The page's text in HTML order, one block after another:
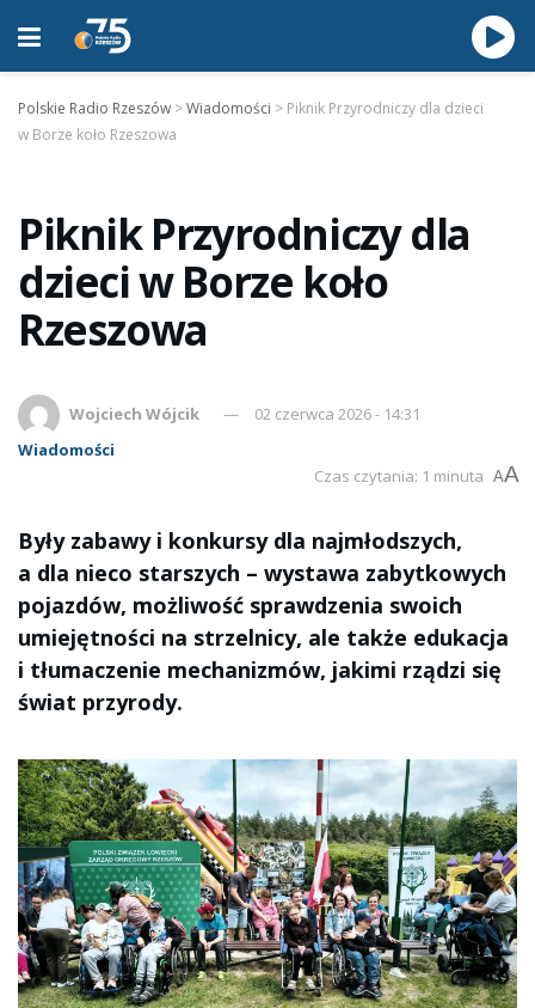
Polskie Radio Rzeszów >Wiadomości > Piknik Przyrodniczy dla dzieci
w Borze koło Rzeszowa
Piknik Przyrodniczy dla
dzieci w Borze koło
Rzeszowa
Wojciech Wójcik
02 czerwca 2026 - 14:31
Wiadomości
Czas czytania: 1 minuta AA
Były zabawy i konkursy dla najmłodszych,
a dla nieco starszych – wystawa zabytkowych
pojazdów, możliwość sprawdzenia swoich
umiejętności na strzelnicy, ale także edukacja
i tłumaczenie mechanizmów, jakimi rządzi się
świat przyrody.